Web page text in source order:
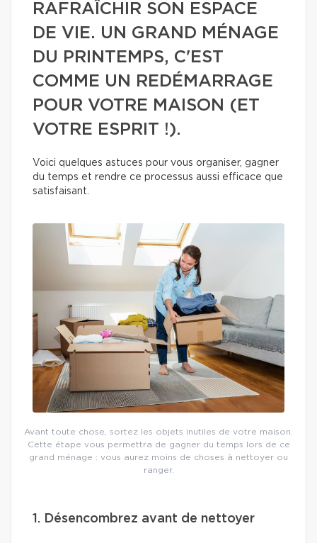
RAFRAÎCHIR SON ESPACE
DE VIE. UN GRAND MÉNAGE
DU PRINTEMPS, C'EST
COMME UN REDÉMARRAGE
POUR VOTRE MAISON (ET
VOTRE ESPRIT !).
Voici quelques astuces pour vous organiser, gagner
du temps et rendre ce processus aussi efficace que
satisfaisant.
Avant toute chose, sortez les objets inutiles de votre maison.
Cette étape vous permettra de gagner du temps lors de ce
grand ménage : vous aurez moins de choses à nettoyer ou
ranger.
1. Désencombrez avant de nettoyer